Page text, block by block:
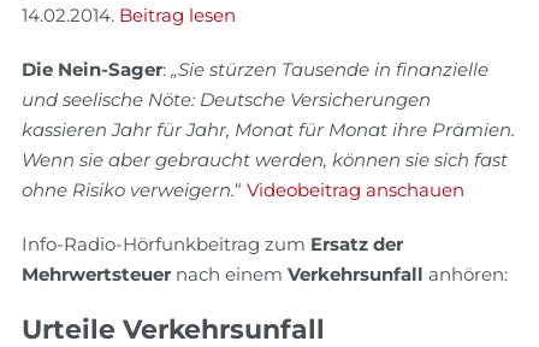
14.02.2014. Beitrag lesen
Die Nein-Sager:„Sie stürzen Tausende in finanzielle
und seelische Nöte: Deutsche Versicherungen
kassieren Jahr für Jahr, Monat für Monat ihre Prämien.
Wenn sie aber gebraucht werden, können sie sich fast
ohne Risiko verweigern.“Videobeitrag anschauen
Info-Radio-Hörfunkbeitrag zum Ersatz der
Mehrwertsteuer nach einemVerkehrsunfall anhören:
Urteile Verkehrsunfall